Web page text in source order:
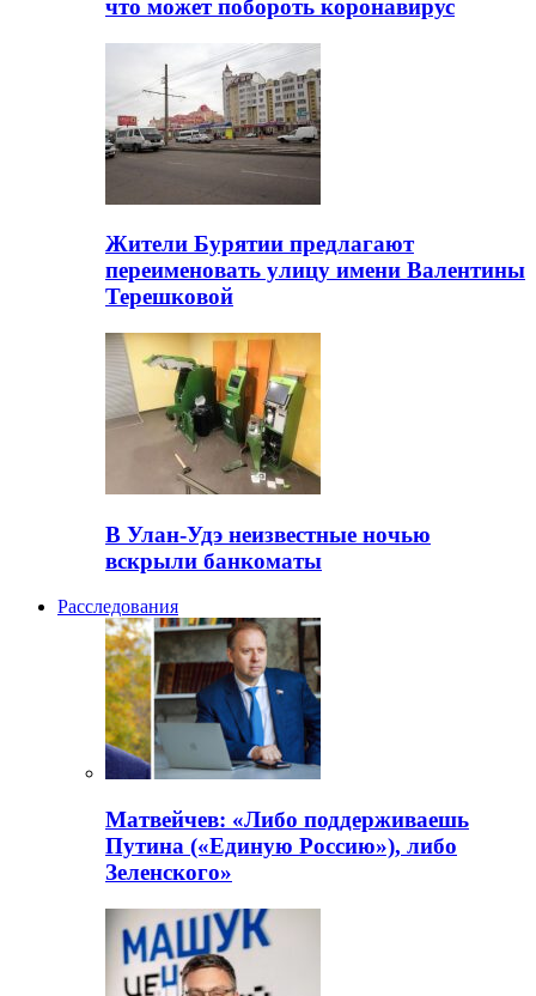
что может побороть коронавирус
Жители Бурятии предлагают
переименовать улицу имени Валентины
Терешковой
В Улан-Удэ неизвестные ночью
вскрыли банкоматы
Расследования
Матвейчев: «Либо поддерживаешь
Путина («Единую Россию»), либо
Зеленского»